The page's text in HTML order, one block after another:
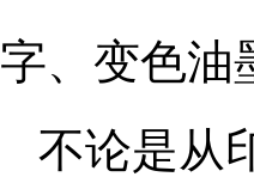
字、变色油
不论是从